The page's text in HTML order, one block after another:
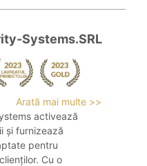
Systems.SRL
Arată mai multe >>
activează
și furnizează
pentru
Cu o